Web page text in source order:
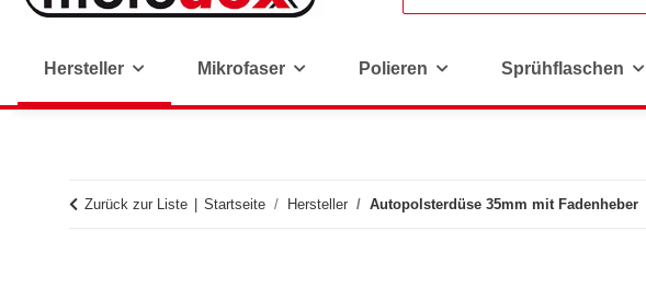
Hersteller Mikrofaser Polieren Sprühflaschen
Zurück zur Liste Startseite Hersteller Autopolsterdüse 35mm mit Fadenheber